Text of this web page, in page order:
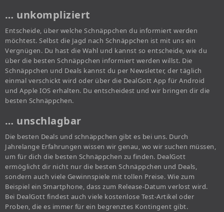
… unkompliziert
Entscheide, über welche Schnäppchen du informiert werden
möchtest. Selbst die Jagd nach Schnäppchen ist mit uns ein
Vergnügen. Du hast die Wahl und kannst so entscheide, wie du
über die besten Schnäppchen informiert werden willst. Die
Schnäppchen und Deals kannst du per Newsletter, der täglich
einmal verschickt wird oder über die DealGott App für Android
und Apple IOS erhalten. Du entscheidest und wir bringen dir die
besten Schnäppchen.
… unschlagbar
Die besten Deals und schnäppchen gibt es bei uns. Durch
Jahrelange Erfahrungen wissen wir genau, wo wir suchen müssen,
um für dich die besten Schnäppchen zu finden. DealGott
ermöglicht dir nicht nur die besten Schnäppchen und Deals,
sondern auch viele Gewinnspiele mit tollen Preise. Wie zum
Beispiel ein Smartphone, dass zum Release-Datum verlost wird.
Bei DealGott findest auch viele kostenlose Test-Artikel oder
Proben, die es immer für ein begrenztes Kontingent gibt.